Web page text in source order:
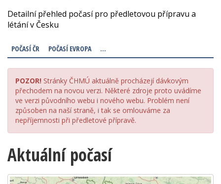
Detailní přehled počasí pro předletovou přípravu a
létání v Česku
POČASÍ ČR POČASÍ EVROPA ...
POZOR! Stránky ČHMÚ aktuálně procházejí dávkovým
přechodem na novou verzi. Některé zdroje proto uvádíme
ve verzi původního webu i nového webu. Problém není
způsoben na naší straně, i tak se omlouváme za
nepříjemnosti při předletové přípravě.
Aktuální počasí